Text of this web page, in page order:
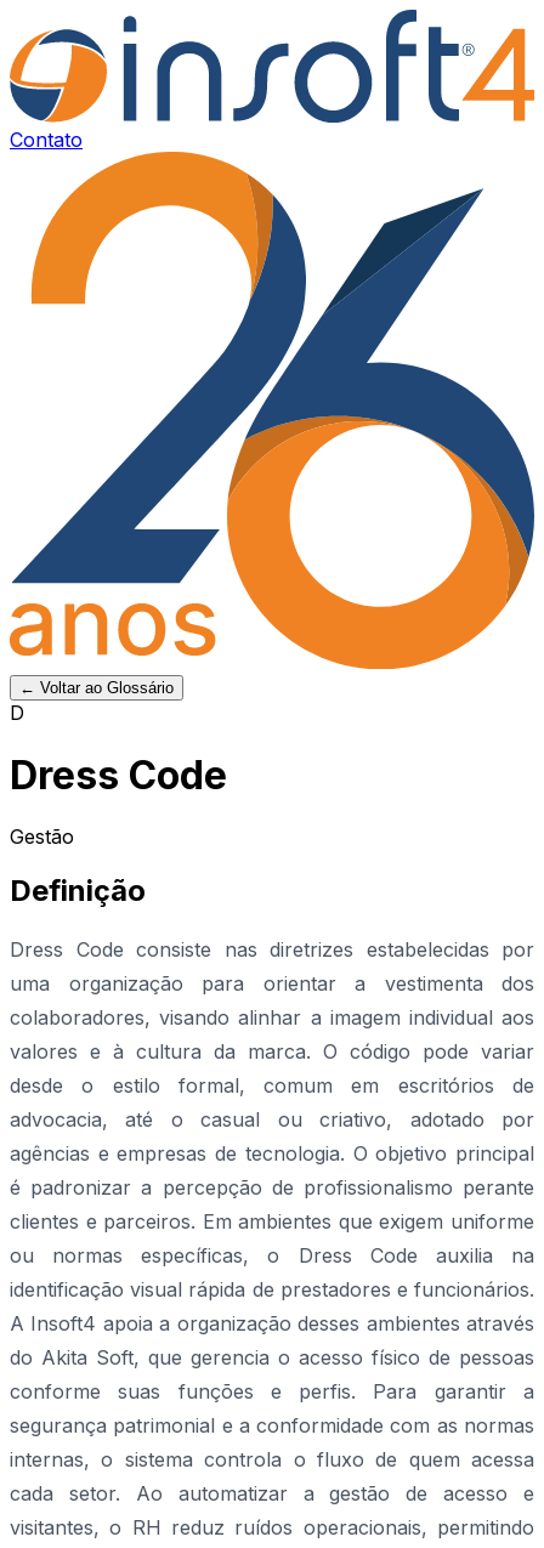
Contato
← Voltar ao Glossário
D
Dress Code
Gestão
Definição
Dress Code consiste nas diretrizes estabelecidas por
uma organização para orientar a vestimenta dos
colaboradores, visando alinhar a imagem individual aos
valores e à cultura da marca. O código pode variar
desde o estilo formal, comum em escritórios de
advocacia, até o casual ou criativo, adotado por
agências e empresas de tecnologia. O objetivo principal
é padronizar a percepção de profissionalismo perante
clientes e parceiros. Em ambientes que exigem uniforme
ou normas específicas, o Dress Code auxilia na
identificação visual rápida de prestadores e funcionários.
A Insoft4 apoia a organização desses ambientes através
do Akita Soft, que gerencia o acesso físico de pessoas
conforme suas funções e perfis. Para garantir a
segurança patrimonial e a conformidade com as normas
internas, o sistema controla o fluxo de quem acessa
cada setor. Ao automatizar a gestão de acesso e
visitantes, o RH reduz ruídos operacionais, permitindo